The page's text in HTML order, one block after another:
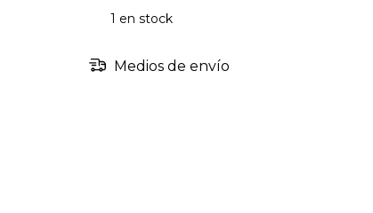
1 en stock
Medios de envío